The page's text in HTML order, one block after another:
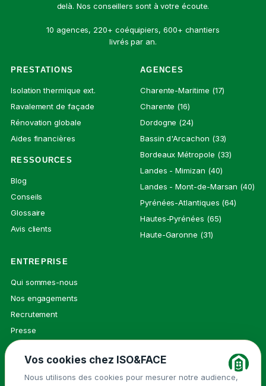
delà. Nos conseillers sont à votre écoute.
10 agences, 220+ coéquipiers, 600+ chantiers
livrés par an.
PRESTATIONS
Isolation thermique ext.
Ravalement de façade
Rénovation globale
Aides financières
RESSOURCES
Blog
Conseils
Glossaire
Avis clients
AGENCES
Charente-Maritime (17)
Charente (16)
Dordogne (24)
Bassin d'Arcachon (33)
Bordeaux Métropole (33)
Landes - Mimizan (40)
Landes - Mont-de-Marsan (40)
Pyrénées-Atlantiques (64)
Hautes-Pyrénées (65)
Haute-Garonne (31)
ENTREPRISE
Qui sommes-nous
Nos engagements
Recrutement
Presse
Contact
Vos cookies chez ISO&FACE
Nous utilisons des cookies pour mesurer notre audience,